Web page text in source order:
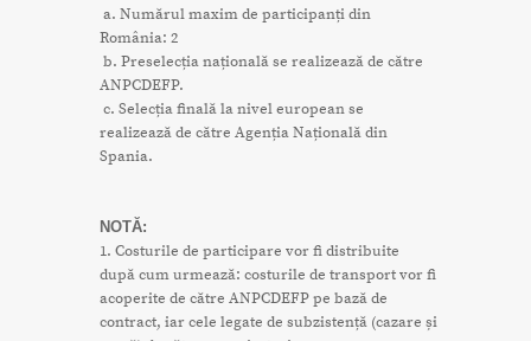
a. Numărul maxim de participanți din
România: 2
b. Preselecția națională se realizează de către
ANPCDEFP.
c. Selecția finală la nivel european se
realizează de către Agenția Națională din
Spania.
NOTĂ:
1. Costurile de participare vor fi distribuite
după cum urmează: costurile de transport vor fi
acoperite de către ANPCDEFP pe bază de
contract, iar cele legate de subzistență (cazare și